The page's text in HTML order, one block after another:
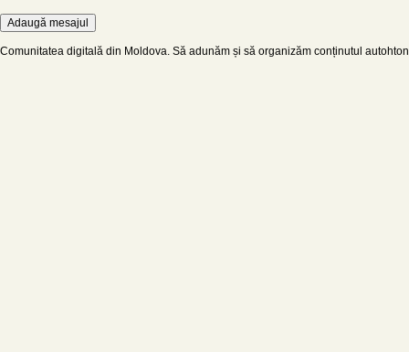
Comunitatea digitală din Moldova. Să adunăm și să organizăm conținutul